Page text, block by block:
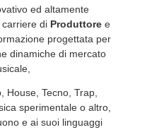
ed altamente
carriere di Produttore e
progettata per
dinamiche di mercato
House, Tecno, Trap,
sperimentale o altro,
e ai suoi linguaggi